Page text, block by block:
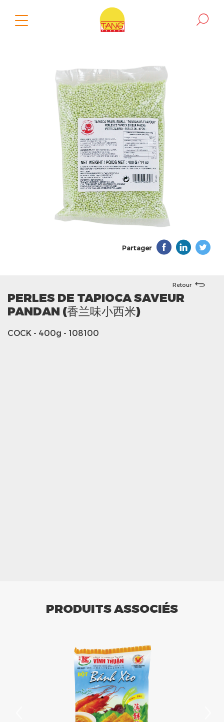
Partager
Retour
PERLES DE TAPIOCA SAVEUR
PANDAN (香兰味小西米)
COCK - 400g - 108100
PRODUITS ASSOCIÉS